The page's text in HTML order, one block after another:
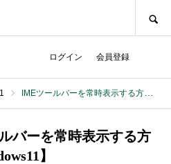
ログイン 会員登録
IMEツールバーを常時表示する方法【Windows11】
バーを常時表示する方
】